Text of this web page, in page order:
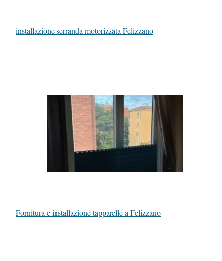
installazione serranda motorizzata Felizzano
Fornitura e installazione tapparelle a Felizzano